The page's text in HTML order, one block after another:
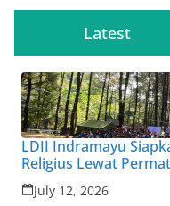
Latest
LDII Indramayu
Religius Lewat
July 12, 2026